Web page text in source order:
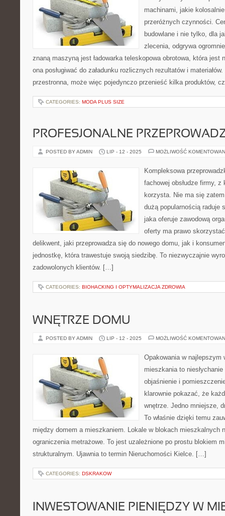
machinami, jakie
przeróżnych czynności.
budowlane i nie tylko, dla
zlecenia, odgrywa
znaną maszyną jest ładowarka teleskopowa obrotowa, która jest
ona posługiwać do załadunku rozlicznych rezultatów i
przestronna, może więc pojedynczo przenieść kilka produktów,
CATEGORIES: MODA PLUS SIZE
PROFESJONALNE
POSTED BY ADMIN LIP - 12 - 2025 MOŻLIWOŚĆ
Kompleksowa
fachowej obsłudze firmy, z
korzysta. Nie ma się
dużą popularnością raduje
jaka oferuje zawodową
oferty ma prawo
delikwent, jaki przeprowadza się do nowego domu, jak i
jednostkę, która trawestuje swoją siedzibę. To niezwyczajnie
zadowolonych klientów. […]
CATEGORIES: BIOHACKING I OPTYMALIZACJA ZDROWIA
WNĘTRZE DOMU
POSTED BY ADMIN LIP - 12 - 2025 MOŻLIWOŚĆ
Opakowania w najlepszym
mieszkania to
objaśnienie i
klarownie pokazać, że
wnętrze. Jedno mniejsze,
To właśnie dzięki temu
między domem a mieszkaniem. Lokale w blokach mieszkalnych
ograniczenia metrażowe. To jest uzależnione po prostu blokiem
strukturalnym. Ujawnia to termin Nieruchomości Kielce. […]
CATEGORIES: DSKRAKOW
INWESTOWANIE PIENIĘDZY W